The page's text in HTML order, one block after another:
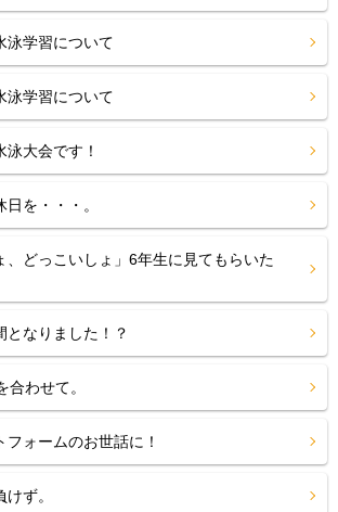
学習について
学習について
泳大会です！
を・・・。
、どっこいしょ」6年生に見てもらいた
となりました！？
合わせて。
ォームのお世話に！
ず。